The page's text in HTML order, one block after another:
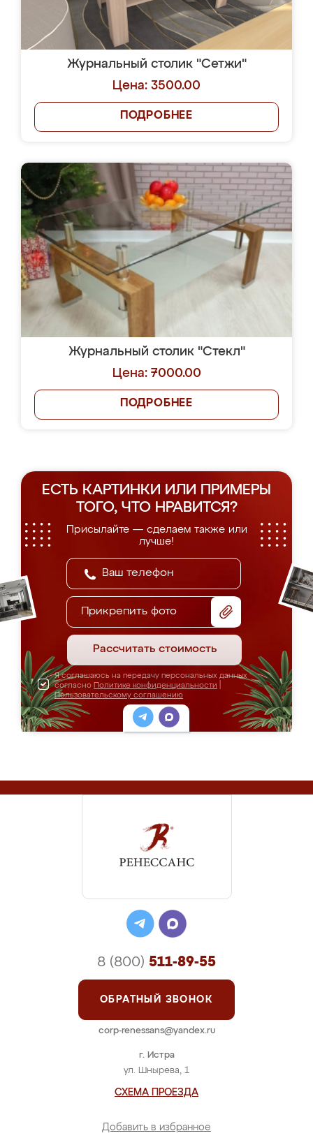
Журнальный столик "Сетжи"
Цена: 3500.00
ПОДРОБНЕЕ
Журнальный столик "Стекл"
Цена: 7000.00
ПОДРОБНЕЕ
ЕСТЬ КАРТИНКИ ИЛИ ПРИМЕРЫ
ТОГО, ЧТО НРАВИТСЯ?
Присылайте — сделаем также или
лучше!
Прикрепить фото
Рассчитать стоимость
Я соглашаюсь на передачу персональных данных
согласно Политике конфиденциальности
Пользовательскому соглашению
г. Истра
ул. Шнырева, 1
СХЕМА ПРОЕЗДА
Добавить в избранное
8 (800) 511-89-55
ОБРАТНЫЙ ЗВОНОК
corp-renessans@yandex.ru